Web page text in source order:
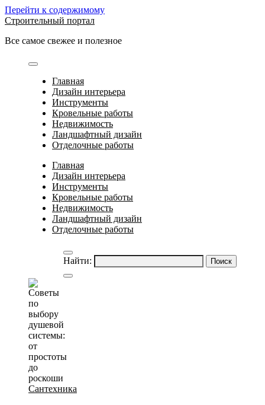
Перейти к содержимому
Строительный портал
Все самое свежее и полезное
Главная
Дизайн интерьера
Инструменты
Кровельные работы
Недвижимость
Ландшафтный дизайн
Отделочные работы
Главная
Дизайн интерьера
Инструменты
Кровельные работы
Недвижимость
Ландшафтный дизайн
Отделочные работы
Найти:
Сантехника